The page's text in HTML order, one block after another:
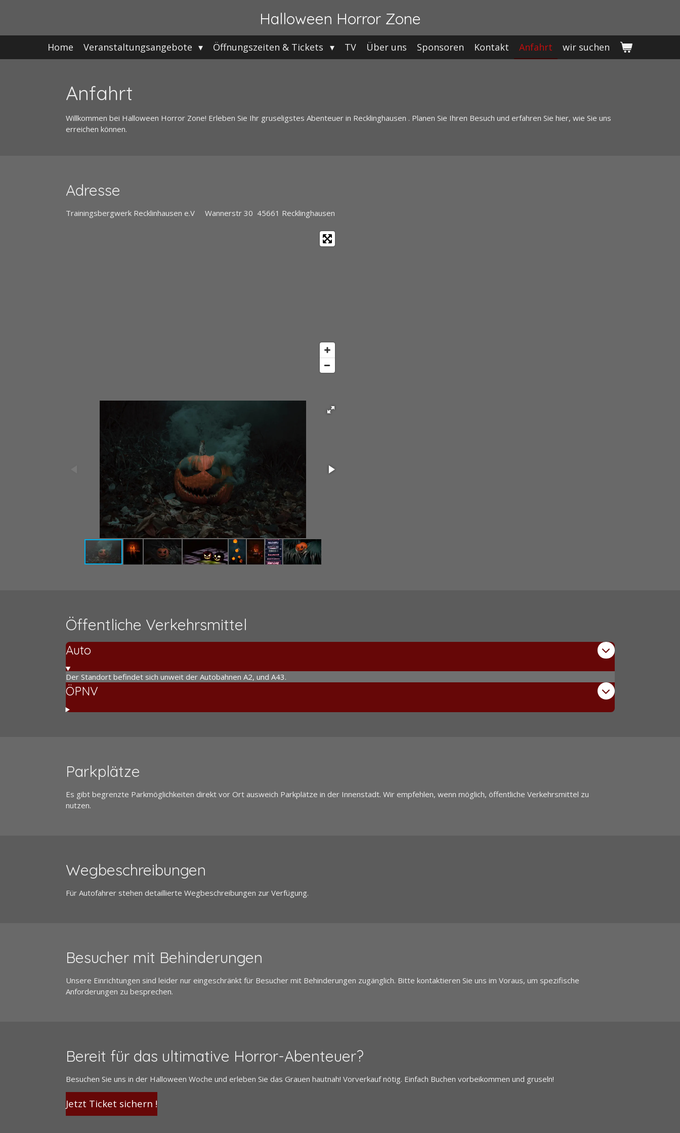
Halloween Horror Zone
Home Veranstaltungsangebote Öffnungszeiten & Tickets TV Über uns Sponsoren Kontakt Anfahrt wir suchen
Anfahrt
Willkommen bei Halloween Horror Zone! Erleben Sie Ihr gruseligstes Abenteuer in Recklinghausen . Planen Sie Ihren Besuch und erfahren Sie hier, wie Sie uns
erreichen können.
Adresse
Trainingsbergwerk Recklinhausen e.V Wannerstr 30 45661 Recklinghausen
Öffentliche Verkehrsmittel
Auto
Der Standort befindet sich unweit der Autobahnen A2, und A43.
ÖPNV
Parkplätze
Es gibt begrenzte Parkmöglichkeiten direkt vor Ort ausweich Parkplätze in der Innenstadt. Wir empfehlen, wenn möglich, öffentliche Verkehrsmittel zu
nutzen.
Wegbeschreibungen
Für Autofahrer stehen detaillierte Wegbeschreibungen zur Verfügung.
Besucher mit Behinderungen
Unsere Einrichtungen sind leider nur eingeschränkt für Besucher mit Behinderungen zugänglich. Bitte kontaktieren Sie uns im Voraus, um spezifische
Anforderungen zu besprechen.
Bereit für das ultimative Horror-Abenteuer?
Besuchen Sie uns in der Halloween Woche und erleben Sie das Grauen hautnah! Vorverkauf nötig. Einfach Buchen vorbeikommen und gruseln!
Jetzt Ticket sichern !